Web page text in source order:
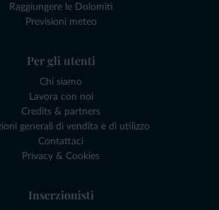
Raggiungere le Dolomiti
Previsioni meteo
Per gli utenti
Chi siamo
Lavora con noi
Credits & partners
generali di vendita e di utilizzo
Contattaci
Privacy & Cookies
Inserzionisti